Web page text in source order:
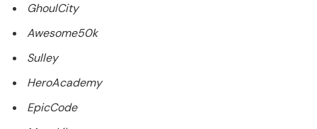
GhoulCity
Awesome50k
Sulley
HeroAcademy
EpicCode